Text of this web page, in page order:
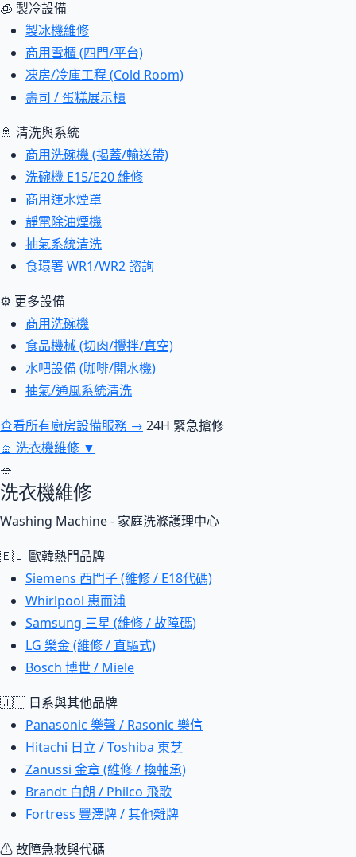
🧊 製冷設備
製冰機維修
商用雪櫃 (四門/平台)
凍房/冷庫工程 (Cold Room)
壽司 / 蛋糕展示櫃
🚿 清洗與系統
商用洗碗機 (揭蓋/輸送帶)
洗碗機 E15/E20 維修
商用運水煙罩
靜電除油煙機
抽氣系統清洗
食環署 WR1/WR2 諮詢
⚙ 更多設備
商用洗碗機
食品機械 (切肉/攪拌/真空)
水吧設備 (咖啡/開水機)
抽氣/通風系統清洗
查看所有廚房設備服務 → 24H 緊急搶修
🧺 洗衣機維修 ▼
🧺
洗衣機維修
Washing Machine - 家庭洗滌護理中心
🇪🇺 歐韓熱門品牌
Siemens 西門子 (維修 / E18代碼)
Whirlpool 惠而浦
Samsung 三星 (維修 / 故障碼)
LG 樂金 (維修 / 直驅式)
Bosch 博世 / Miele
🇯🇵 日系與其他品牌
Panasonic 樂聲 / Rasonic 樂信
Hitachi 日立 / Toshiba 東芝
Zanussi 金章 (維修 / 換軸承)
Brandt 白朗 / Philco 飛歌
Fortress 豐澤牌 / 其他雜牌
⚠ 故障急救與代碼